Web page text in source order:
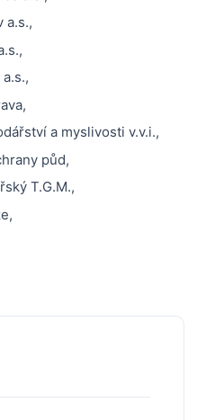
a.s.,
a myslivosti v.v.i.,
půd,
T.G.M.,